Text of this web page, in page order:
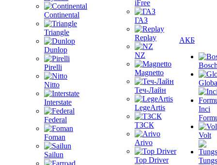
Continental
Triangle
Dunlop
Pirelli
Nitto
Interstate
Federal
Foman
Sailun
iFree
ГАЗ
Replay
NZ
Magnetto
Теч-Лайн
LegeArtis
ТЗСК
Arivo
Top Driver
АКБ
Inci
Volt